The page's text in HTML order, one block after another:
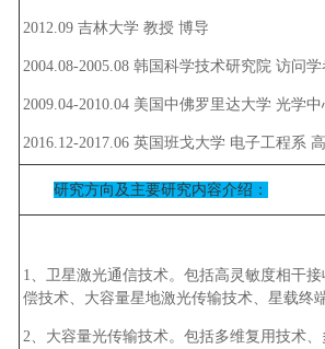
2012.09 吉林大学 教授 博导
2004.08-2005.08 韩国科学技术研究院 访问学
2009.04-2010.04 美国中佛罗里达大学 光学
2016.12-2017.06 英国班戈大学 电子工程系
研究方向及主要研究内容介绍：
1、卫星激光通信技术。包括高灵敏度相干
偿技术、大容量星地激光传输技术、星载终
2、大容量光传输技术。包括多维复用技术、